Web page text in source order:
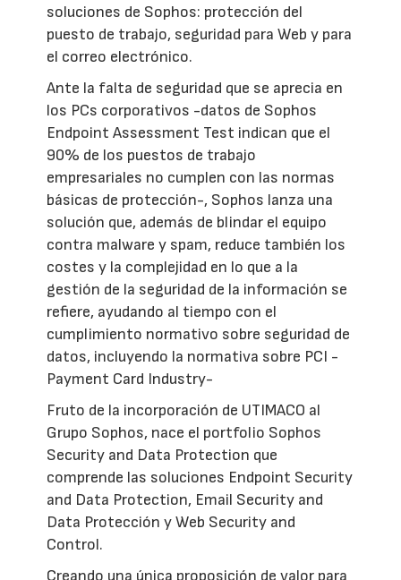
soluciones de Sophos: protección del
puesto de trabajo, seguridad para Web y para
el correo electrónico.
Ante la falta de seguridad que se aprecia en
los PCs corporativos -datos de Sophos
Endpoint Assessment Test indican que el
90% de los puestos de trabajo
empresariales no cumplen con las normas
básicas de protección-, Sophos lanza una
solución que, además de blindar el equipo
contra malware y spam, reduce también los
costes y la complejidad en lo que a la
gestión de la seguridad de la información se
refiere, ayudando al tiempo con el
cumplimiento normativo sobre seguridad de
datos, incluyendo la normativa sobre PCI -
Payment Card Industry-
Fruto de la incorporación de UTIMACO al
Grupo Sophos, nace el portfolio Sophos
Security and Data Protection que
comprende las soluciones Endpoint Security
and Data Protection, Email Security and
Data Protección y Web Security and
Control.
Creando una única proposición de valor para